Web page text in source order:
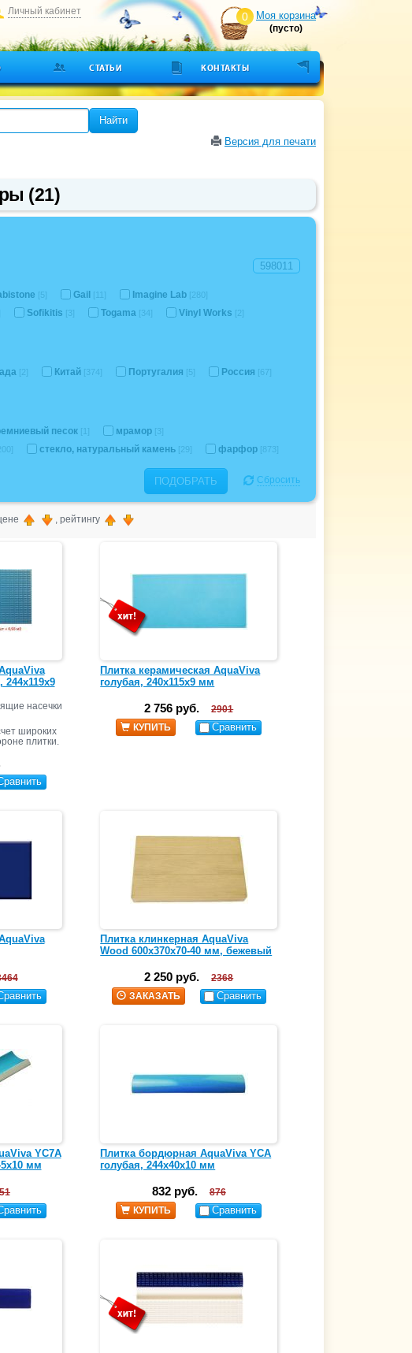
Личный кабинет 0 Моя корзина
(пусто)
СТАТЬИ КОНТАКТЫ
Найти
Версия для печати
(21)
[5] Gail Imagine Lab [280]
Sofikitis [3] Togama [34] Vinyl Works [2]
[2] Китай [374] Португалия [5] Россия [67]
песок мрамор [3]
стекло, натуральный камень [29] фарфор [873]
Сбросить
ПОДОБРАТЬ
, рейтингу
насечки
широких
плитки.
Плитка керамическая AquaViva
голубая, 240х115х9 мм
2 756 руб.
2901
КУПИТЬ
Сравнить
Плитка клинкерная AquaViva
Wood 600х370х70-40 мм, бежевый
2 250 руб.
2368
ЗАКАЗАТЬ
Сравнить
YC7A
мм
Плитка бордюрная AquaViva YCA
голубая, 244x40x10 мм
832 руб.
876
КУПИТЬ
Сравнить